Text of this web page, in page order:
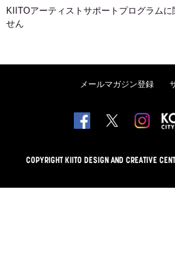
KIITOアーティストサポートプログラムに
せん
メールマガジン登録
COPYRIGHT KIITO DESIGN AND CREATIVE